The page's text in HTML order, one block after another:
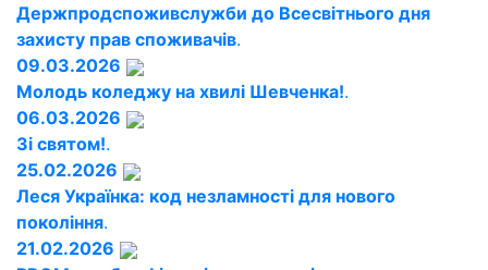
Держпродспоживслужби до Всесвітнього дня
захисту прав споживачів.
09.03.2026
Молодь коледжу на хвилі Шевченка!.
06.03.2026
Зі святом!.
25.02.2026
Леся Українка: код незламності для нового
покоління.
21.02.2026